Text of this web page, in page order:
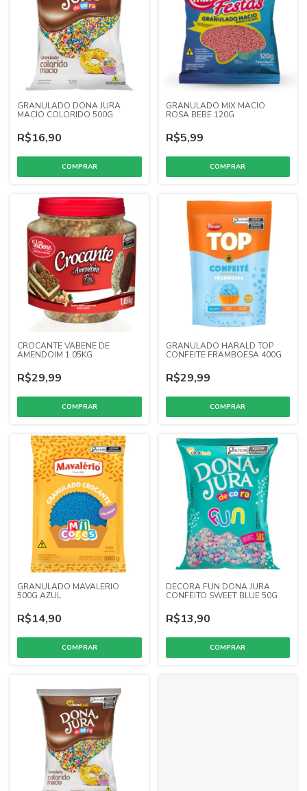
GRANULADO DONA JURA
MACIO COLORIDO 500G
R$16,90
GRANULADO MIX MACIO
ROSA BEBE 120G
R$5,99
CROCANTE VABENE DE
AMENDOIM 1.05KG
R$29,99
GRANULADO HARALD TOP
CONFEITE FRAMBOESA 400G
R$29,99
GRANULADO MAVALERIO
500G AZUL
R$14,90
DECORA FUN DONA JURA
CONFEITO SWEET BLUE 50G
R$13,90